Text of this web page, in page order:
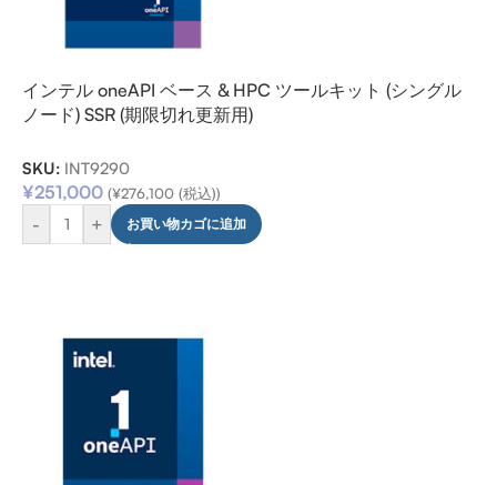
インテル oneAPI ベース & HPC ツールキット (シングル
ノード) SSR (期限切れ更新用)
SKU: INT9290
¥251,000 (¥276,100 (税込))
- + お買い物カゴに追加